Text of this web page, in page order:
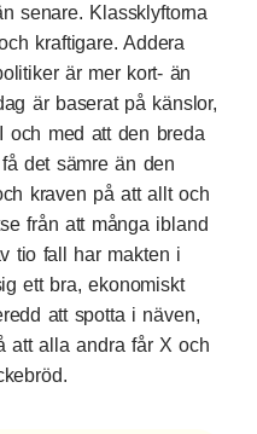
senare. Klassklyftorna
kraftigare. Addera
är mer kort- än
är baserat på känslor,
och med att den breda
det sämre än den
kraven på att allt och
från att många ibland
tio fall har makten i
ett bra, ekonomiskt
att spotta i näven,
att alla andra får X och